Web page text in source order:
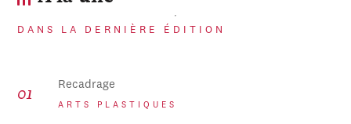
DANS LA DERNIÈRE ÉDITION
Recadrage
ARTS PLASTIQUES